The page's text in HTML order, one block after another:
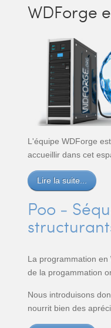
WDForge
L'équipe WDForge
accueillir dans cet
Lire la suite...
Poo -
La programmation
de la progammation
Nous introduisons
nourrit bien des